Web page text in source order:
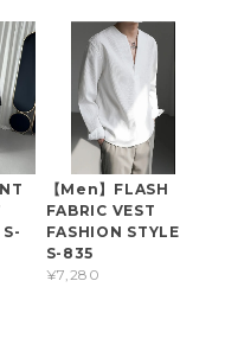
【Men】FLASH
FABRIC VEST
FASHION STYLE
S-835
¥7,280